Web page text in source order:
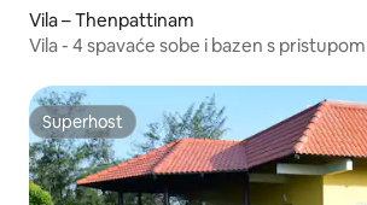
Vila – Thenpattinam
Vila - 4 spavaće sobe i bazen s
Superhost
Superhost